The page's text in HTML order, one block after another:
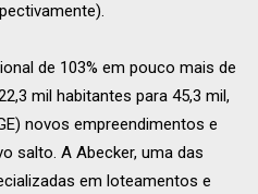
de 103% em pouco mais de
mil habitantes para 45,3 mil,
novos empreendimentos e
salto. A Abecker, uma das
em loteamentos e